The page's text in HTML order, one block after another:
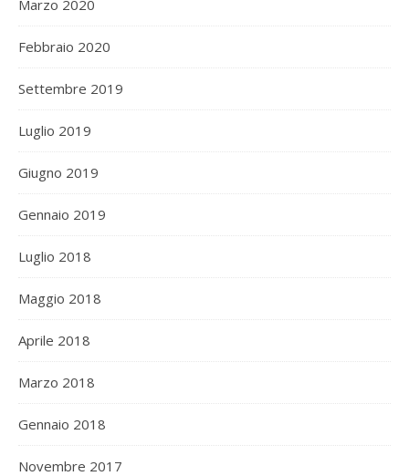
Marzo 2020
Febbraio 2020
Settembre 2019
Luglio 2019
Giugno 2019
Gennaio 2019
Luglio 2018
Maggio 2018
Aprile 2018
Marzo 2018
Gennaio 2018
Novembre 2017